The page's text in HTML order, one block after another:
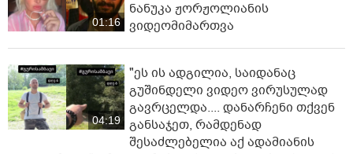
01:16
ნანუკა ჟორჟოლიანის
ვიდეომიმართვა
04:19
"ეს ის ადგილია, საიდანაც
გუშინდელი ვიდეო ვირუსულად
გავრცელდა.... დანარჩენი თქვენ
განსაჯეთ, რამდენად
შესაძლებელია აქ ადამიანის